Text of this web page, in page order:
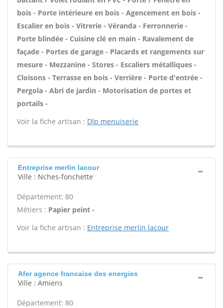
bois - Porte intérieure en bois - Agencement en bois -
Escalier en bois - Vitrerie - Véranda - Ferronnerie -
Porte blindée - Cuisine clé en main - Ravalement de
façade - Portes de garage - Placards et rangements sur
mesure - Mezzanine - Stores - Escaliers métalliques -
Cloisons - Terrasse en bois - Verrière - Porte d'entrée -
Pergola - Abri de jardin - Motorisation de portes et
portails -
Voir la fiche artisan : Dlp menuiserie
Entreprise merlin lacour
Ville : Nches-fonchette
Département: 80
Métiers : Papier peint -
Voir la fiche artisan : Entreprise merlin lacour
Afer agence francaise des energies
Ville : Amiens
Département: 80